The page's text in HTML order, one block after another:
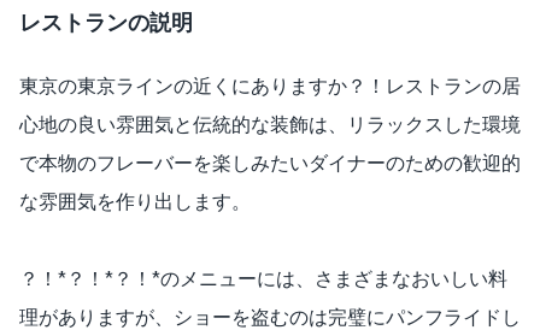
レストランの説明
東京の東京ラインの近くにありますか？！レストランの居
心地の良い雰囲気と伝統的な装飾は、リラックスした環境
で本物のフレーバーを楽しみたいダイナーのための歓迎的
な雰囲気を作り出します。
？！*？！*？！*のメニューには、さまざまなおいしい料
理がありますが、ショーを盗むのは完璧にパンフライドし